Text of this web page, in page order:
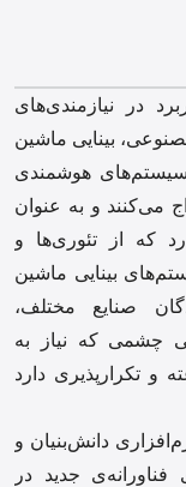
در نیازمندی‌های
بینایی ماشین
سیستم‌های هوشمندی
می‌کنند و به عنوان
که از تئوری‌ها و
بینایی ماشین
صنایع مختلف،
چشمی که نیاز به
بزرگ نمایی، عملکرد ۲۴ ساعته و تکرارپذیری دارد
دانش‌بنیان و
جدید در